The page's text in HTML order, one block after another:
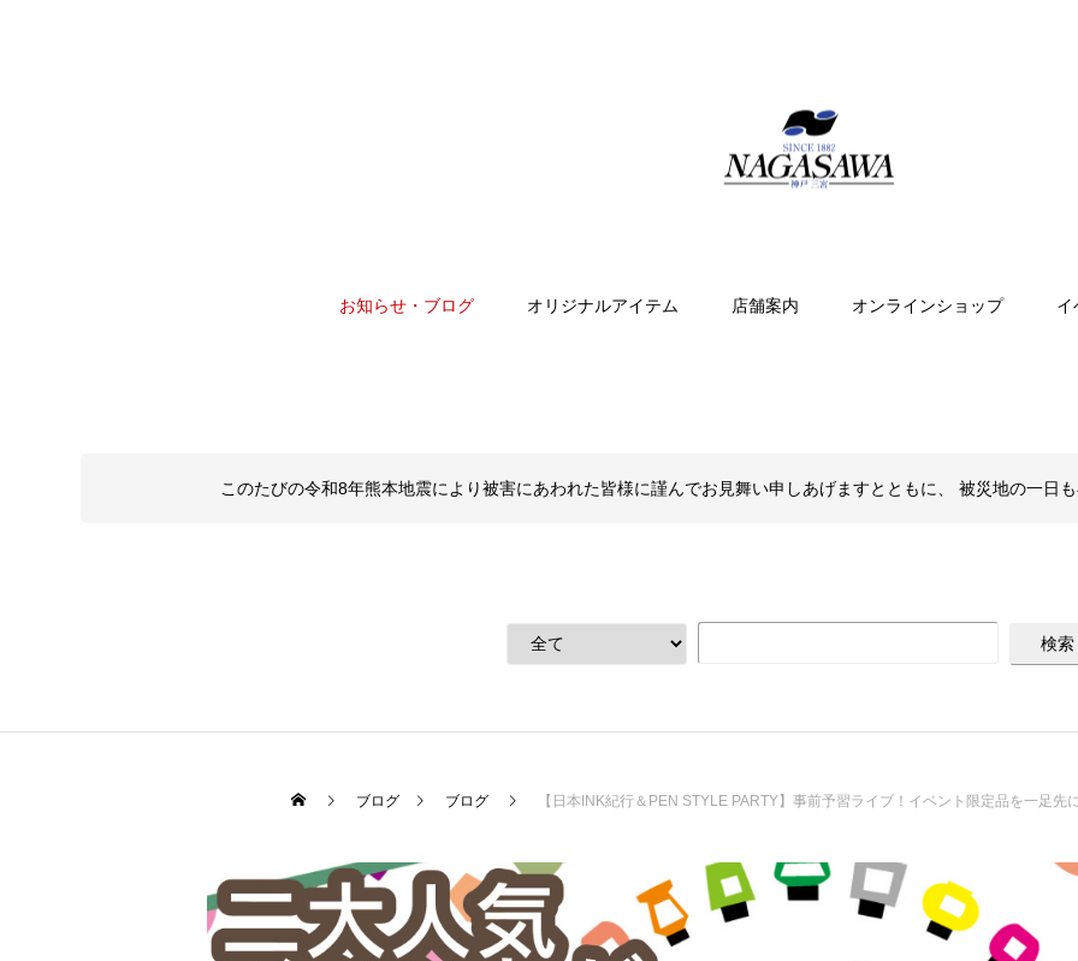
お知らせ・ブログ オリジナルアイテム 店舗案内 オンラインショップ イ
このたびの令和8年熊本地震により被害にあわれた皆様に謹んでお見舞い申しあげますとともに、 被災地の一日
ブログ ブログ 【日本INK紀行＆PEN STYLE PARTY】事前予習ライブ！イベント限定品を一足先にご